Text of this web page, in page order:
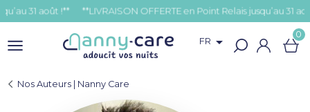
31 août !**
FR  0
Nos Auteurs | Nanny Care